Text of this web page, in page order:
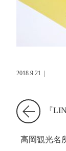
2018.9.21
『
高岡観光名